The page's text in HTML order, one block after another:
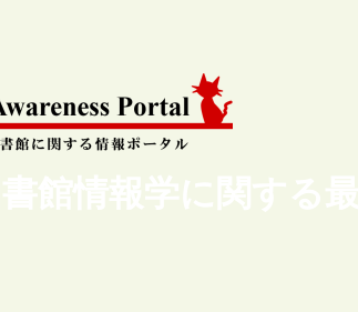
館情報学に関する